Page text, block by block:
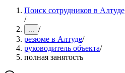
Поиск сотрудников в Алтуде
/
... /
резюме в Алтуде/
руководитель объекта/
полная занятость